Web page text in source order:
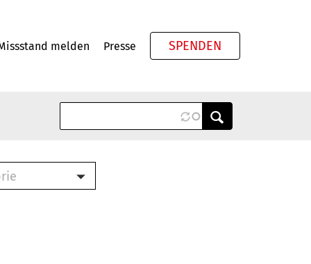
melden Presse SPENDEN
(RTF)
(PDF)